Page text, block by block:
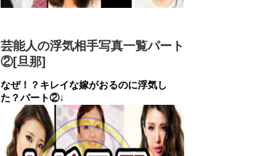
芸能人の浮気相手写真一覧パート
②[旦那]
なぜ！？キレイな嫁がおるのに浮気し
た？パート②↓